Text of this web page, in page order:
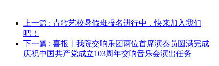
上一篇 : 青歌艺校暑假班报名进行中，快来加入我们
吧！
下一篇 : 喜报丨我院交响乐团两位首席演奏员圆满完成
庆祝中国共产党成立103周年交响音乐会演出任务